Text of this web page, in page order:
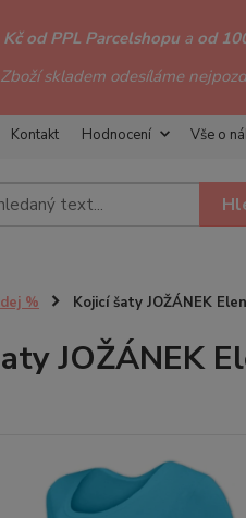
Kč od PPL Parcelshopua od
Zboží skladem odesíláme
Kontakt Hodnocení Vše o
% Kojicí šaty JOŽÁNEK
JOŽÁNEK